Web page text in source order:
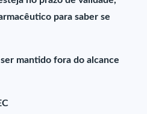
para saber se
mantido fora do alcance